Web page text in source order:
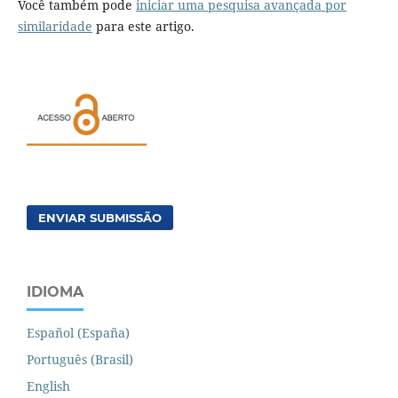
Você também pode iniciar uma pesquisa avançada por
similaridade para este artigo.
ENVIAR SUBMISSÃO
IDIOMA
Español (España)
Português (Brasil)
English